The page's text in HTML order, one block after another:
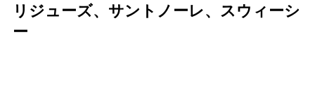
リジューズ、サントノーレ、スウィーシ
ー